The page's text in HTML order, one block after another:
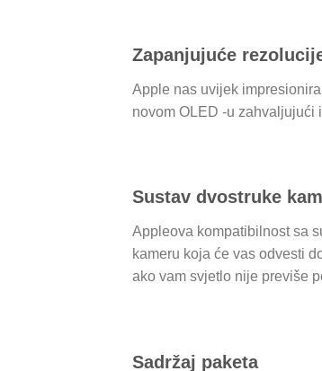
Zapanjujuće
Apple nas uvijek
novom OLED -u zahvaljujući
Sustav dvostruke
Appleova kompatibilnost sa
kameru koja će vas odvesti
ako vam svjetlo nije previše
Sadržaj paketa